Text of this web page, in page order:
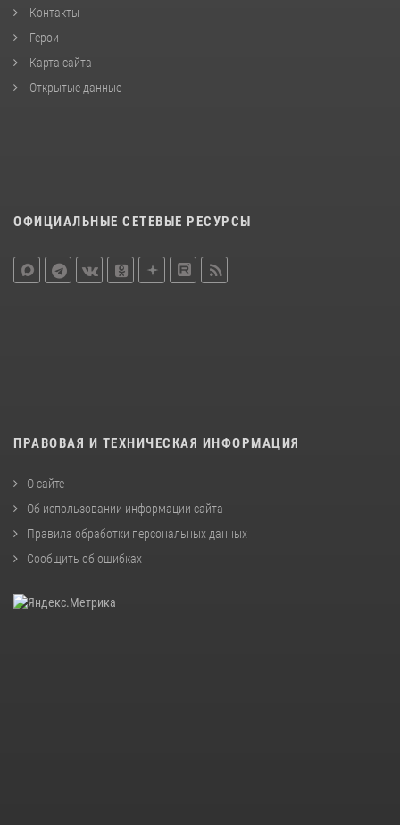
Контакты
Герои
Карта сайта
Открытые данные
ОФИЦИАЛЬНЫЕ СЕТЕВЫЕ РЕСУРСЫ
ПРАВОВАЯ И ТЕХНИЧЕСКАЯ ИНФОРМАЦИЯ
О сайте
Об использовании информации сайта
Правила обработки персональных данных
Сообщить об ошибках